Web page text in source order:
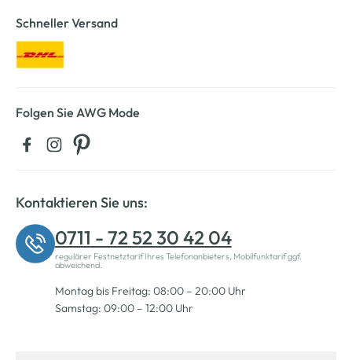
Schneller Versand
Folgen Sie AWG Mode
Kontaktieren Sie uns:
0711 - 72 52 30 42 04
regulärer Festnetztarif Ihres Telefonanbieters, Mobilfunktarif ggf.
abweichend.
Montag bis Freitag: 08:00 – 20:00 Uhr
Samstag: 09:00 – 12:00 Uhr